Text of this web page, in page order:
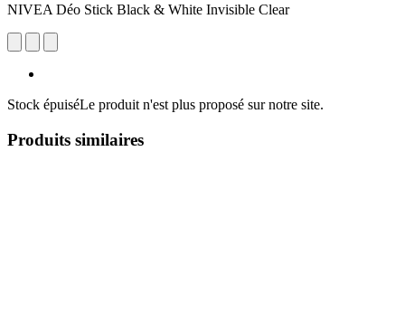
NIVEA Déo Stick Black & White Invisible Clear
Stock épuiséLe produit n'est plus proposé sur notre site.
Produits similaires